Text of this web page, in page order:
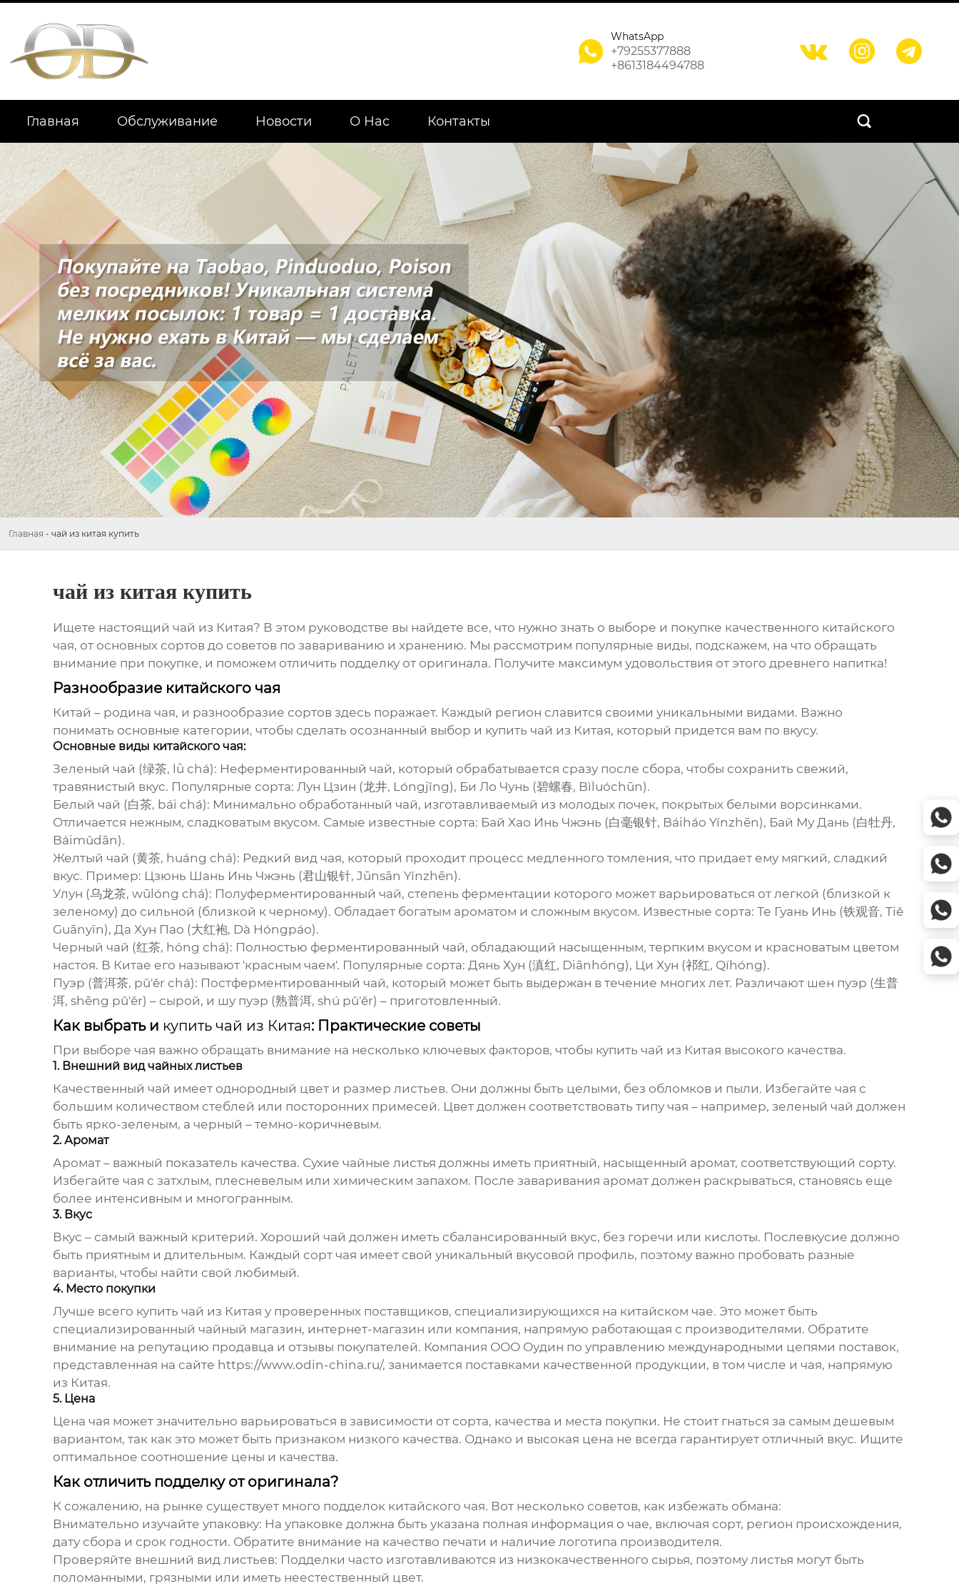

WhatsApp
+79255377888
+8613184494788
  
Главная Обслуживание Новости О Нас Контакты 
Главная - чай из китая купить
чай из китая купить
Ищете настоящий чай из Китая? В этом руководстве вы найдете все, что нужно знать о выборе и покупке качественного китайского
чая, от основных сортов до советов по завариванию и хранению. Мы рассмотрим популярные виды, подскажем, на что обращать
внимание при покупке, и поможем отличить подделку от оригинала. Получите максимум удовольствия от этого древнего напитка!
Разнообразие китайского чая
Китай – родина чая, и разнообразие сортов здесь поражает. Каждый регион славится своими уникальными видами. Важно
понимать основные категории, чтобы сделать осознанный выбор и купить чай из Китая, который придется вам по вкусу.
Основные виды китайского чая:
Зеленый чай (绿茶, lǜ chá): Неферментированный чай, который обрабатывается сразу после сбора, чтобы сохранить свежий,
травянистый вкус. Популярные сорта: Лун Цзин (龙井, Lóngjǐng), Би Ло Чунь (碧螺春, Bìluóchūn).
Белый чай (白茶, bái chá): Минимально обработанный чай, изготавливаемый из молодых почек, покрытых белыми ворсинками.
Отличается нежным, сладковатым вкусом. Самые известные сорта: Бай Хао Инь Чжэнь (白毫银针, Báiháo Yínzhēn), Бай Му Дань (白牡丹,
Báimǔdān).
Желтый чай (黄茶, huáng chá): Редкий вид чая, который проходит процесс медленного томления, что придает ему мягкий, сладкий
вкус. Пример: Цзюнь Шань Инь Чжэнь (君山银针, Jūnsān Yínzhēn).
Улун (乌龙茶, wūlóng chá): Полуферментированный чай, степень ферментации которого может варьироваться от легкой (близкой к
зеленому) до сильной (близкой к черному). Обладает богатым ароматом и сложным вкусом. Известные сорта: Те Гуань Инь (铁观音, Tiě
Guānyīn), Да Хун Пао (大红袍, Dà Hóngpáo).
Черный чай (红茶, hóng chá): Полностью ферментированный чай, обладающий насыщенным, терпким вкусом и красноватым цветом
настоя. В Китае его называют 'красным чаем'. Популярные сорта: Дянь Хун (滇红, Diānhóng), Ци Хун (祁红, Qíhóng).
Пуэр (普洱茶, pǔ'ěr chá): Постферментированный чай, который может быть выдержан в течение многих лет. Различают шен пуэр (生普
洱, shēng pǔ'ěr) – сырой, и шу пуэр (熟普洱, shú pǔ'ěr) – приготовленный.
Как выбрать и купить чай из Китая: Практические советы
При выборе чая важно обращать внимание на несколько ключевых факторов, чтобы купить чай из Китая высокого качества.
1. Внешний вид чайных листьев
Качественный чай имеет однородный цвет и размер листьев. Они должны быть целыми, без обломков и пыли. Избегайте чая с
большим количеством стеблей или посторонних примесей. Цвет должен соответствовать типу чая – например, зеленый чай должен
быть ярко-зеленым, а черный – темно-коричневым.
2. Аромат
Аромат – важный показатель качества. Сухие чайные листья должны иметь приятный, насыщенный аромат, соответствующий сорту.
Избегайте чая с затхлым, плесневелым или химическим запахом. После заваривания аромат должен раскрываться, становясь еще
более интенсивным и многогранным.
3. Вкус
Вкус – самый важный критерий. Хороший чай должен иметь сбалансированный вкус, без горечи или кислоты. Послевкусие должно
быть приятным и длительным. Каждый сорт чая имеет свой уникальный вкусовой профиль, поэтому важно пробовать разные
варианты, чтобы найти свой любимый.
4. Место покупки
Лучше всего купить чай из Китая у проверенных поставщиков, специализирующихся на китайском чае. Это может быть
специализированный чайный магазин, интернет-магазин или компания, напрямую работающая с производителями. Обратите
внимание на репутацию продавца и отзывы покупателей. Компания ООО Оудин по управлению международными цепями поставок,
представленная на сайте https://www.odin-china.ru/, занимается поставками качественной продукции, в том числе и чая, напрямую
из Китая.
5. Цена
Цена чая может значительно варьироваться в зависимости от сорта, качества и места покупки. Не стоит гнаться за самым дешевым
вариантом, так как это может быть признаком низкого качества. Однако и высокая цена не всегда гарантирует отличный вкус. Ищите
оптимальное соотношение цены и качества.
Как отличить подделку от оригинала?
К сожалению, на рынке существует много подделок китайского чая. Вот несколько советов, как избежать обмана:
Внимательно изучайте упаковку: На упаковке должна быть указана полная информация о чае, включая сорт, регион происхождения,
дату сбора и срок годности. Обратите внимание на качество печати и наличие логотипа производителя.
Проверяйте внешний вид листьев: Подделки часто изготавливаются из низкокачественного сырья, поэтому листья могут быть
поломанными, грязными или иметь неестественный цвет.